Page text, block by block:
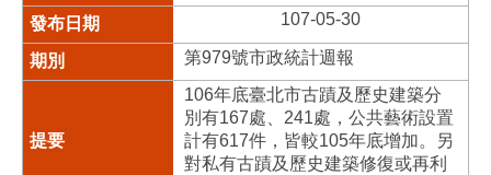
107-05-30
第979號市政統計週報
106年底臺北市古蹟及歷史建築分
別有167處、241處，公共藝術設置
計有617件，皆較105年底增加。另
對私有古蹟及歷史建築修復或再利